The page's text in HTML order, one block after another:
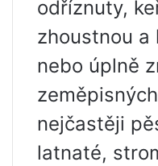
odříznuty,
zhoustnou
nebo úplně
nejčastěji
latnaté,